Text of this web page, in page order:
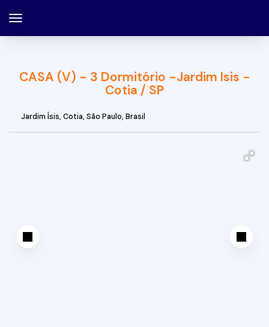
CASA (V) - 3 Dormitório -Jardim Isis -
Cotia / SP
Jardim Ísis, Cotia, São Paulo, Brasil